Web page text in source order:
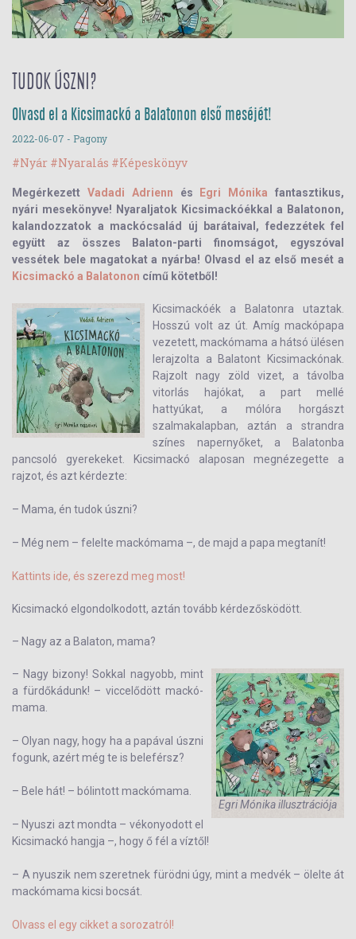
TUDOK ÚSZNI?
Olvasd el a Kicsimackó a Balatonon első meséjét!
2022-06-07 - Pagony
#Nyár #Nyaralás #Képeskönyv
Megérkezett Vadadi Adrienn és Egri Mónika fantasztikus,
nyári mesekönyve! Nyaraljatok Kicsimackóékkal a Balatonon,
kalandozzatok a mackócsalád új barátaival, fedezzétek fel
együtt az összes Balaton-parti finomságot, egyszóval
vessétek bele magatokat a nyárba! Olvasd el az első mesét a
Kicsimackó a Balatonon című kötetből!
Kicsimackóék a Balatonra utaztak.
Hosszú volt az út. Amíg mackópapa
vezetett, mackómama a hátsó ülésen
lerajzolta a Balatont Kicsimackónak.
Rajzolt nagy zöld vizet, a távolba
vitorlás hajókat, a part mellé
hattyúkat, a mólóra horgászt
szalmakalapban, aztán a strandra
színes napernyőket, a Balatonba
pancsoló gye­rekeket. Kicsimackó alaposan megnézegette a
rajzot, és azt kérdezte:
– Mama, én tudok úszni?
– Még nem – felelte mackómama –, de majd a papa megtanít!
Kattints ide, és szerezd meg most!
Kicsimackó elgondolkodott, aztán tovább kérdezősködött.
– Nagy az a Balaton, mama?
Egri Mónika illusztrációja
– Nagy bizony! Sokkal nagyobb, mint
a fürdőkádunk! – viccelődött mackó­
mama.
– Olyan nagy, hogy ha a papával úszni
fogunk, azért még te is beleférsz?
– Bele hát! – bólintott mackómama.
– Nyuszi azt mondta – vékonyodott el
Kicsimackó hangja –, hogy ő fél a víztől!
– A nyuszik nem szeretnek fürödni úgy, mint a medvék – ölelte át
mackó­mama kicsi bocsát.
Olvass el egy cikket a sorozatról!